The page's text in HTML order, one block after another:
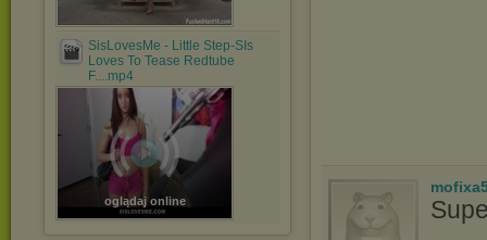
SisLovesMe - Little Step-SIs
Loves To Tease Redtube
F....mp4
oglądaj online